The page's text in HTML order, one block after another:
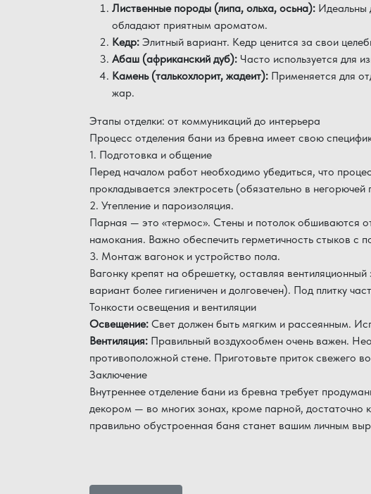
Лиственные породы (липа, ольха, осьна): Идеальны
обладают приятным ароматом.
Кедр: Элитный вариант. Кедр ценится за свои
Абаш (африканский дуб): Часто используется для
Камень (талькохлорит, жадеит): Применяется для
жар.
Этапы отделки: от коммуникаций до интерьера
Процесс отделения бани из бревна имеет свою
1. Подготовка и общение
Перед началом работ необходимо убедиться, что
прокладывается электросеть (обязательно в
2. Утепление и пароизоляция.
Парная — это «термос». Стены и потолок обшиваются
намокания. Важно обеспечить герметичность стыков с
3. Монтаж вагонок и устройство пола.
Вагонку крепят на обрешетку, оставляя
вариант более гигиеничен и долговечен). Под плитку
Тонкости освещения и вентиляции
Освещение: Свет должен быть мягким и рассеянным.
Вентиляция: Правильный воздухообмен очень важен.
противоположной стене. Приготовьте приток свежего
Заключение
Внутреннее отделение бани из бревна требует
декором — во многих зонах, кроме парной, достаточно
правильно обустроенная баня станет вашим личным